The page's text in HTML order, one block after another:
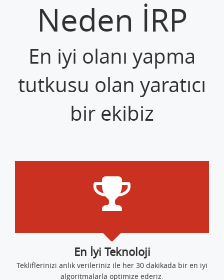
Neden İRP
En iyi olanı yapma
tutkusu olan yaratıcı
bir ekibiz
En İyi Teknoloji
Tekliflerinizi anlık verileriniz ile her 30 dakikada bir en iyi
algoritmalarla optimize ederiz.